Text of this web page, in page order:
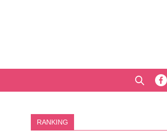
RANKING